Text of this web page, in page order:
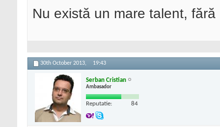
Nu există un mare talent,
30th October 2013, 19:43
Serban Cristian
Ambasador
Reputatie: 84